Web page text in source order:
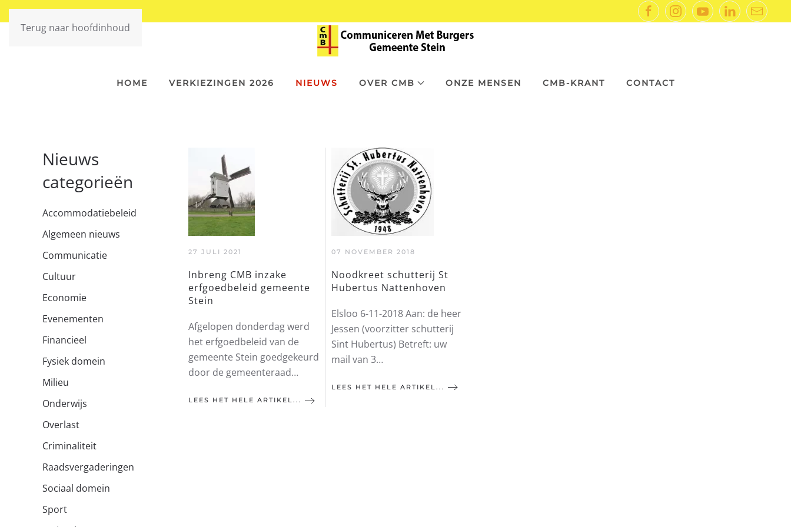
Terug naar hoofdinhoud
HOME VERKIEZINGEN 2026 NIEUWS OVER CMB ONZE MENSEN CMB-KRANT CONTACT
Nieuws
categorieën
Accommodatiebeleid
Algemeen nieuws
Communicatie
Cultuur
Economie
Evenementen
Financieel
Fysiek domein
Milieu
Onderwijs
Overlast
Criminaliteit
Raadsvergaderingen
Sociaal domein
Sport
27 JULI 2021
Inbreng CMB inzake
erfgoedbeleid gemeente
Stein
Afgelopen donderdag werd
het erfgoedbeleid van de
gemeente Stein goedgekeurd
door de gemeenteraad…
LEES HET HELE ARTIKEL...
07 NOVEMBER 2018
Noodkreet schutterij St
Hubertus Nattenhoven
Elsloo 6-11-2018 Aan: de heer
Jessen (voorzitter schutterij
Sint Hubertus) Betreft: uw
mail van 3…
LEES HET HELE ARTIKEL...